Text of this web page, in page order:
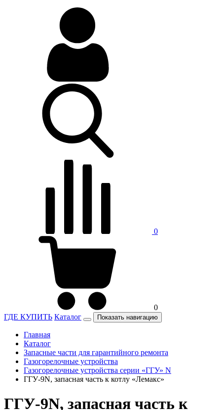
0
0
ГДЕ КУПИТЬ Каталог Показать навигацию
Главная
Каталог
Запасные части для гарантийного ремонта
Газогорелочные устройства
Газогорелочные устройства серии «ГГУ» N
ГГУ-9N, запасная часть к котлу «Лемакс»
ГГУ-9N, запасная часть к